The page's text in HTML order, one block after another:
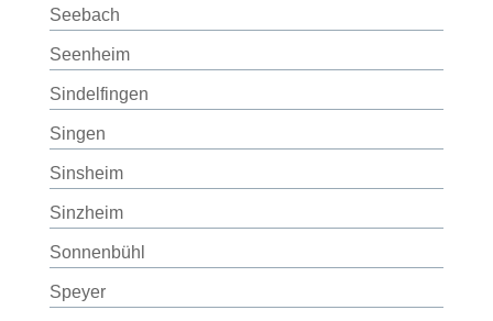
Seebach
Seenheim
Sindelfingen
Singen
Sinsheim
Sinzheim
Sonnenbühl
Speyer